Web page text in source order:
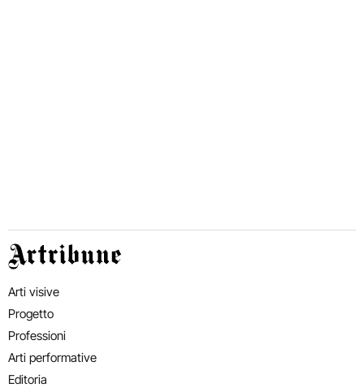
Artribune
Arti visive
Progetto
Professioni
Arti performative
Editoria